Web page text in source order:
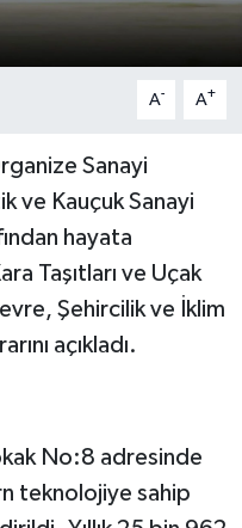
A- A+
Sanayi
ve Kauçuk Sanayi
hayata
Taşıtları ve Uçak
Şehircilik ve İklim
açıkladı.
No:8 adresinde
teknolojiye sahip